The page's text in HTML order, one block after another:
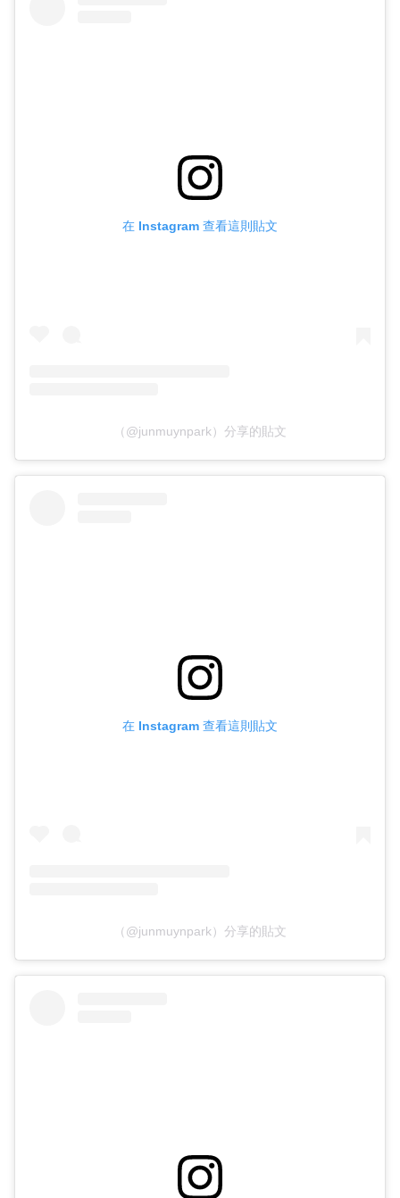
在 Instagram 查看這則貼文
（@junmuynpark）分享的貼文
在 Instagram 查看這則貼文
（@junmuynpark）分享的貼文